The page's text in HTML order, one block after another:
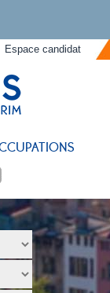
Espace candidat